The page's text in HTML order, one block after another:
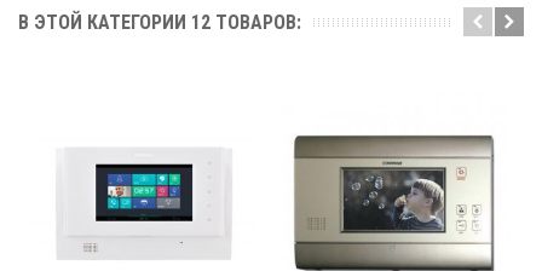
В ЭТОЙ КАТЕГОРИИ 12 ТОВАРОВ: